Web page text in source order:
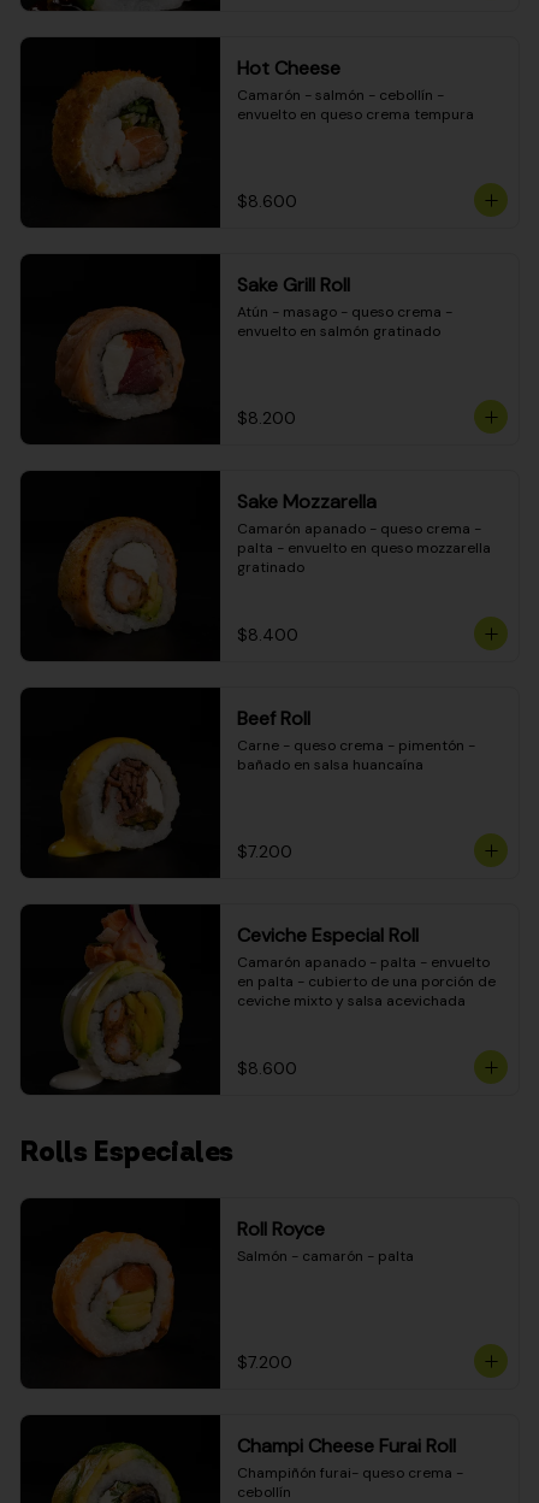
Hot Cheese
Camarón - salmón - cebollín -
envuelto en queso crema tempura
$8.600
Sake Grill Roll
Atún - masago - queso crema -
envuelto en salmón gratinado
$8.200
Sake Mozzarella
Camarón apanado - queso crema -
palta - envuelto en queso mozzarella
gratinado
$8.400
Beef Roll
Carne - queso crema - pimentón -
bañado en salsa huancaína
$7.200
Ceviche Especial Roll
Camarón apanado - palta - envuelto
en palta - cubierto de una porción de
ceviche mixto y salsa acevichada
$8.600
Rolls Especiales
Roll Royce
Salmón - camarón - palta
$7.200
Champi Cheese Furai Roll
Champiñón furai- queso crema -
cebollín